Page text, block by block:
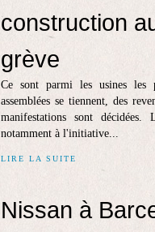
construction
grève
Ce sont parmi les usines les
assemblées se tiennent, des
manifestations sont
notamment à l'initiative...
LIRE LA SUITE
Nissan à